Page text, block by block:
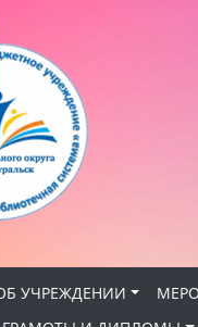
УЧРЕЖДЕНИИ